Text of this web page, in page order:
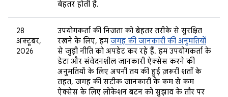
बेहतर होती है.
28
अक्टूबर,
2026
उपयोगकर्ता की निजता को बेहतर तरीके से सुरक्षित
रखने के लिए, हम जगह की जानकारी की अनुमतियों
से जुड़ी नीति को अपडेट कर रहे हैं. हम उपयोगकर्ता के
डेटा और संवेदनशील जानकारी ऐक्सेस करने की
अनुमतियों के लिए अपनी तय की हुई ज़रूरी शर्तों के
तहत, जगह की सटीक जानकारी के कम से कम
ऐक्सेस के लिए लोकेशन बटन को सुझाव के तौर पर